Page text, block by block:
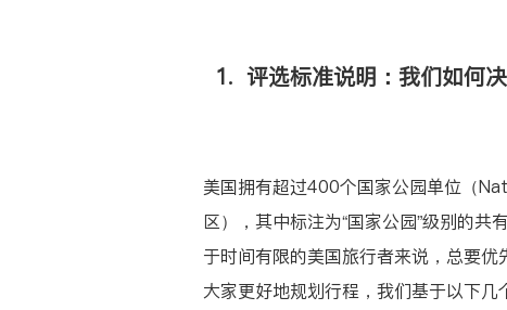
1. 评选标准说明：我们如何
美国拥有超过400个国家公园单位（
区），其中标注为“国家公园”级别的
于时间有限的美国旅行者来说，总要优
大家更好地规划行程，我们基于以下几